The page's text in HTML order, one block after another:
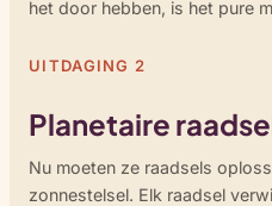
het door hebben, is het pure
UITDAGING 2
Planetaire
Nu moeten ze raadsels
zonnestelsel. Elk raadsel